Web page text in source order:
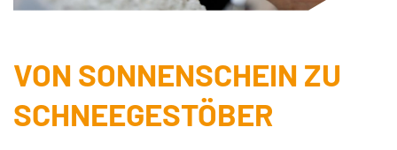
VON SONNENSCHEIN ZU
SCHNEEGESTÖBER